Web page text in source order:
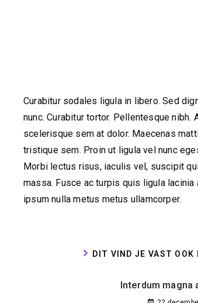
Curabitur sodales ligula in libero. Sed
nunc. Curabitur tortor. Pellentesque nibh.
scelerisque sem at dolor. Maecenas
tristique sem. Proin ut ligula vel nunc
Morbi lectus risus, iaculis vel, suscipit
massa. Fusce ac turpis quis ligula lacinia
ipsum nulla metus metus ullamcorper.
DIT VIND JE VAST OOK
Interdum magna